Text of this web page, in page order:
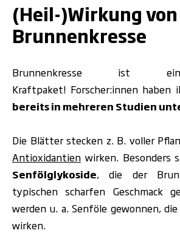
(Heil-)Wirkung von
Brunnenkresse
Brunnenkresse ist
Kraftpaket! Forscher:innen haben
bereits in mehreren Studien
Die Blätter stecken z. B. voller
Antioxidantien wirken. Besonders
Senfölglykoside, die der
typischen scharfen Geschmack
werden u. a. Senföle gewonnen,
wirken.